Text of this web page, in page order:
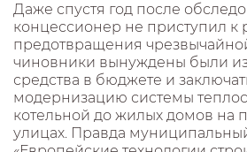
Даже спустя год после
концессионер не приступил к
предотвращения
чиновники вынуждены были
средства в бюджете и
модернизацию системы
котельной до жилых домов на
улицах. Правда